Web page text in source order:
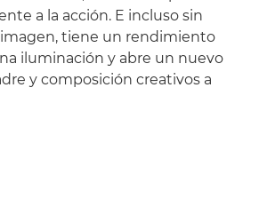
a la acción. E incluso sin
tiene un rendimiento
iluminación y abre un nuevo
y composición creativos a